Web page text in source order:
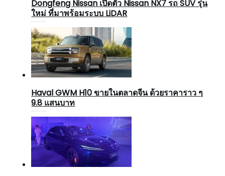
Dongfeng Nissan เปิดตัว Nissan NX7 รถ SUV รุ่น
ใหม่ ที่มาพร้อมระบบ LiDAR
Haval GWM H10 ขายในตลาดจีน ด้วยราคาราว ๆ
9.8 แสนบาท